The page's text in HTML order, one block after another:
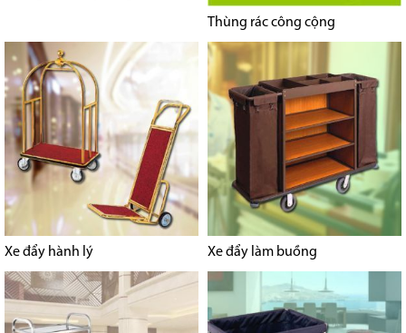
Thùng rác công cộng
Xe đẩy hành lý Xe đẩy làm buồng